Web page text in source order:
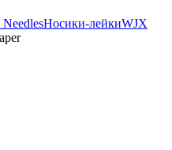
Носики-лейкиWJX